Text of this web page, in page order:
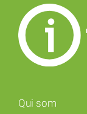
Qui som